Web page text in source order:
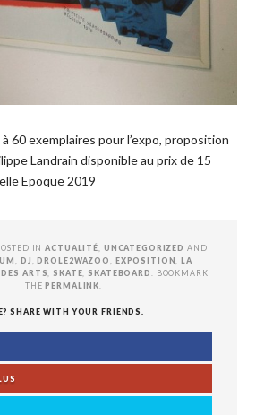
60 exemplaires pour l’expo, proposition
Landrain disponible au prix de 15
Epoque 2019
INACTUALITÉ, UNCATEGORIZED AND
, DJ, DROLE2WAZOO, EXPOSITION, LA
ARTS, SKATE, SKATEBOARD. BOOKMARK
THE PERMALINK.
SHARE WITH YOUR FRIENDS.